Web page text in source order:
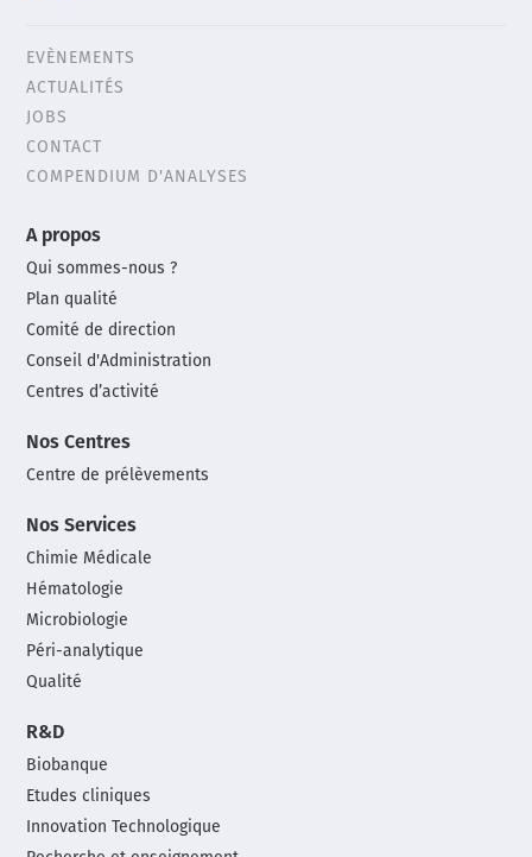
Header
menu
EVÈNEMENTS
ACTUALITÉS
JOBS
CONTACT
COMPENDIUM D'ANALYSES
footer
menu
A propos
Qui sommes-nous ?
Plan qualité
Comité de direction
Conseil d'Administration
Centres d’activité
Nos Centres
Centre de prélèvements
Nos Services
Chimie Médicale
Hématologie
Microbiologie
Péri-analytique
Qualité
R&D
Biobanque
Etudes cliniques
Innovation Technologique